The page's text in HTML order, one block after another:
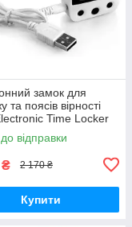
замок для
та поясів вірності
Time Locker
мастурбатори
відправки
₴ 2 170 ₴
Купити